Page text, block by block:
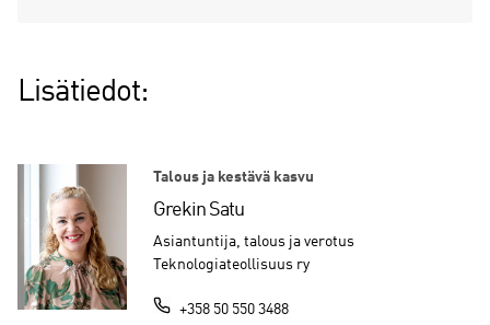
Lisätiedot:
Talous ja kestävä kasvu
Grekin Satu
Asiantuntija, talous ja verotus
Teknologiateollisuus ry
+358 50 550 3488